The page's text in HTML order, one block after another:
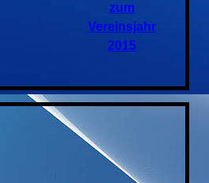
zum
Vereinsjahr
2015